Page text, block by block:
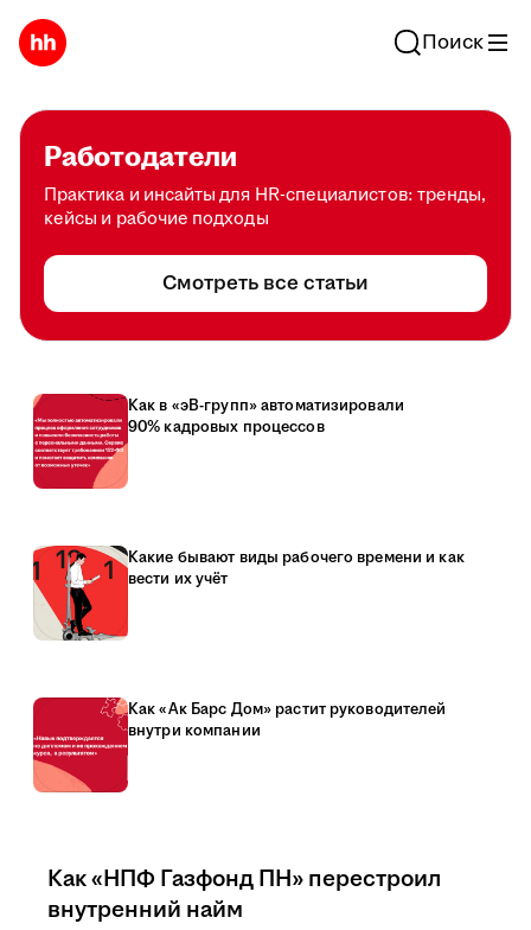
Поиск
Работодатели
Практика и инсайты для HR-специалистов: тренды,
кейсы и рабочие подходы
Смотреть все статьи
Как в «эВ-групп» автоматизировали
90% кадровых процессов
Какие бывают виды рабочего времени и как
вести их учёт
Как «Ак Барс Дом» растит руководителей
внутри компании
Как «НПФ Газфонд ПН» перестроил
внутренний найм